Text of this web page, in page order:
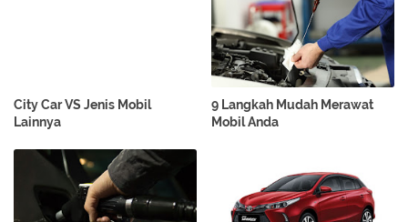
City Car VS Jenis Mobil
Lainnya
9 Langkah Mudah Merawat
Mobil Anda